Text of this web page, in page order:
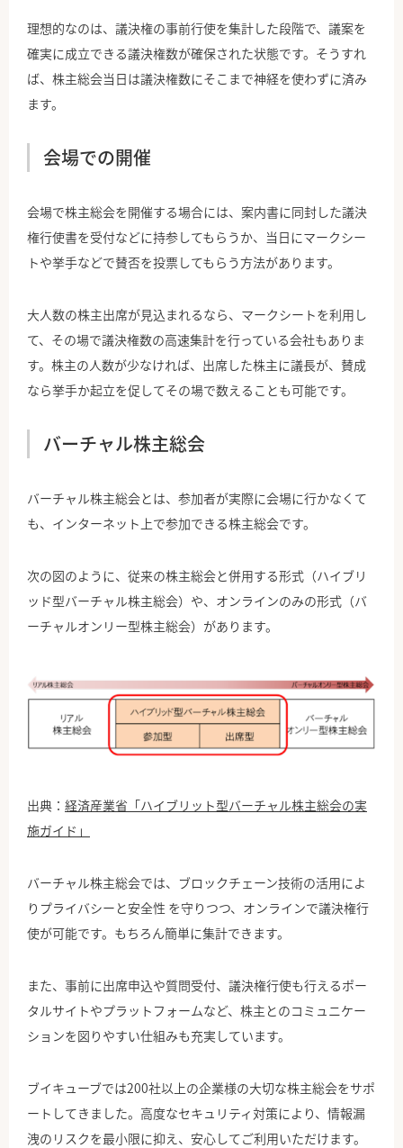
理想的なのは、議決権の事前行使を集計した段階で、議案を
確実に成立できる議決権数が確保された状態です。そうすれ
ば、株主総会当日は議決権数にそこまで神経を使わずに済み
ます。
会場での開催
会場で株主総会を開催する場合には、案内書に同封した議決
権行使書を受付などに持参してもらうか、当日にマークシー
トや挙手などで賛否を投票してもらう方法があります。
大人数の株主出席が見込まれるなら、マークシートを利用し
て、その場で議決権数の高速集計を行っている会社もありま
す。株主の人数が少なければ、出席した株主に議長が、賛成
なら挙手か起立を促してその場で数えることも可能です。
バーチャル株主総会
バーチャル株主総会とは、参加者が実際に会場に行かなくて
も、インターネット上で参加できる株主総会です。
次の図のように、従来の株主総会と併用する形式（ハイブリ
ッド型バーチャル株主総会）や、オンラインのみの形式（バ
ーチャルオンリー型株主総会）があります。
出典： 経済産業省「ハイブリット型バーチャル株主総会の実
施ガイド」
バーチャル株主総会では、ブロックチェーン技術の活用によ
りプライバシーと安全性 を守りつつ、オンラインで議決権行
使が可能です。もちろん簡単に集計できます。
また、事前に出席申込や質問受付、議決権行使も行えるポー
タルサイトやプラットフォームなど、株主とのコミュニケー
ションを図りやすい仕組みも充実しています。
ブイキューブでは200社以上の企業様の大切な株主総会をサポ
ートしてきました。高度なセキュリティ対策により、情報漏
洩のリスクを最小限に抑え、安心してご利用いただけます。